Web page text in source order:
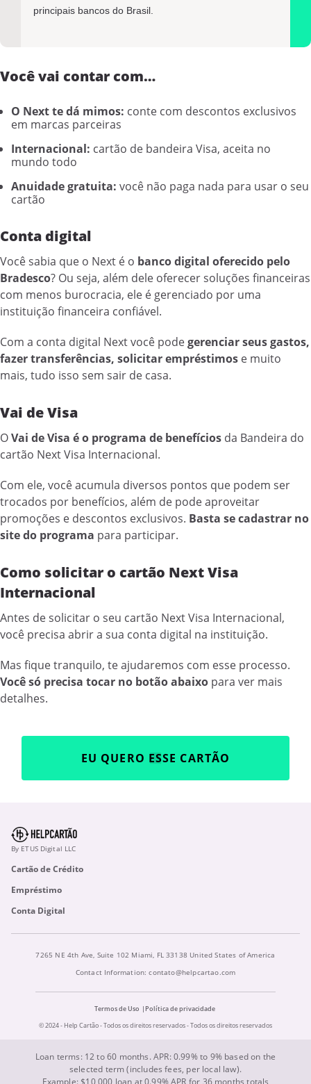
principais bancos do Brasil.
Você vai contar com…
O Next te dá mimos: conte com descontos exclusivos
em marcas parceiras
Internacional: cartão de bandeira Visa, aceita no
mundo todo
Anuidade gratuita: você não paga nada para usar o seu
cartão
Conta digital
Você sabia que o Next é o banco digital oferecido pelo
Bradesco? Ou seja, além dele oferecer soluções financeiras
com menos burocracia, ele é gerenciado por uma
instituição financeira confiável.
Com a conta digital Next você podegerenciar seus gastos,
fazer transferências, solicitar empréstimos e muito
mais, tudo isso sem sair de casa.
Vai de Visa
OVai de Visa é o programa de benefícios da Bandeira do
cartão Next Visa Internacional.
Com ele, você acumula diversos pontos que podem ser
trocados por benefícios, além de pode aproveitar
promoções e descontos exclusivos. Basta se cadastrar no
site do programa para participar.
Como solicitar o cartão Next Visa
Internacional
Antes de solicitar o seu cartão Next Visa Internacional,
você precisa abrir a sua conta digital na instituição.
Mas fique tranquilo, te ajudaremos com esse processo.
Você só precisa tocar no botão abaixo para ver mais
detalhes.
EU QUERO ESSE CARTÃO
By ETUS Digital LLC
Cartão de Crédito
Empréstimo
Conta Digital
7265 NE 4th Ave, Suite 102 Miami, FL 33138 United States of America
Contact Information:contato@helpcartao.com
Termos de Uso
Política de privacidade
© 2024 - Help Cartão - Todos os direitos reservados - Todos os direitos reservados
Loan terms: 12 to 60 months. APR: 0.99% to 9% based on the
selected term (includes fees, per local law).
Example: $10,000 loan at 0.99% APR for 36 months totals